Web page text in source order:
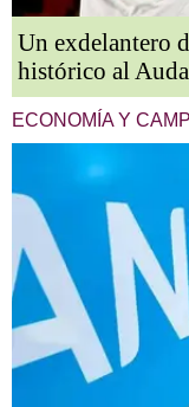
Un exdelantero
histórico al
ECONOMÍA Y